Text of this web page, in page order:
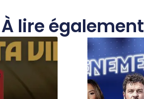
À lire également